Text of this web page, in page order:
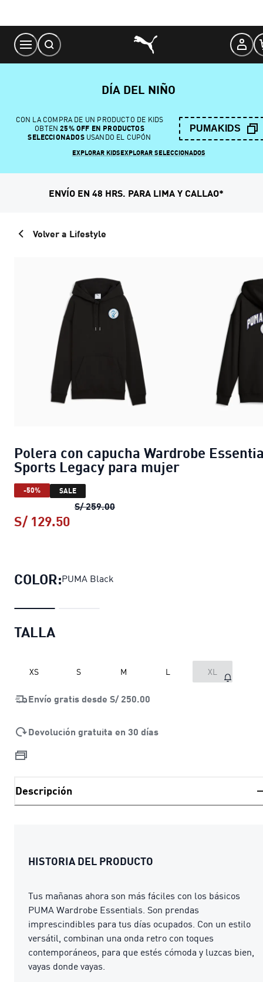
Content
DÍA DEL NIÑO
CON LA COMPRA DE UN PRODUCTO DE KIDS
OBTEN 25% OFF EN PRODUCTOS
SELECCIONADOSUSANDO EL CUPÓN
PUMAKIDS
EXPLORAR KIDSEXPLORAR SELECCIONADOS
ENVÍO EN 48 HRS. PARA LIMA Y CALLAO*
Volver a Lifestyle
Polera con capucha Wardrobe
Sports Legacy para mujer
-50% SALE
S/ 259.00Polera con capucha Wardrobe
S/ 129.50
COLOR:PUMA Black
TALLA
XS S M L XL
Envío gratis desde S/ 250.00
Devolución gratuita en 30 días
Descripción
HISTORIA DEL PRODUCTO
Tus mañanas ahora son más fáciles con los básicos
PUMA Wardrobe Essentials. Son prendas
imprescindibles para tus días ocupados. Con un estilo
versátil, combinan una onda retro con toques
contemporáneos, para que estés cómoda y luzcas bien,
vayas donde vayas.